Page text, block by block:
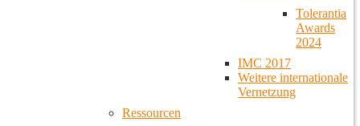
Tolerantia
Awards
2024
IMC 2017
Weitere internationale
Vernetzung
Ressourcen